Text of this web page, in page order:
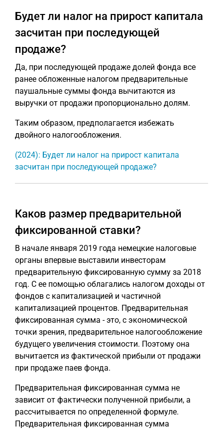
Будет ли налог на прирост капитала
засчитан при последующей
продаже?
Да, при последующей продаже долей фонда все
ранее обложенные налогом предварительные
паушальные суммы фонда вычитаются из
выручки от продажи пропорционально долям.
Таким образом, предполагается избежать
двойного налогообложения.
(2024): Будет ли налог на прирост капитала
засчитан при последующей продаже?
Каков размер предварительной
фиксированной ставки?
В начале января 2019 года немецкие налоговые
органы впервые выставили инвесторам
предварительную фиксированную сумму за 2018
год. С ее помощью облагались налогом доходы от
фондов с капитализацией и частичной
капитализацией процентов. Предварительная
фиксированная сумма - это, с экономической
точки зрения, предварительное налогообложение
будущего увеличения стоимости. Поэтому она
вычитается из фактической прибыли от продажи
при продаже паев фонда.
Предварительная фиксированная сумма не
зависит от фактически полученной прибыли, а
рассчитывается по определенной формуле.
Предварительная фиксированная сумма